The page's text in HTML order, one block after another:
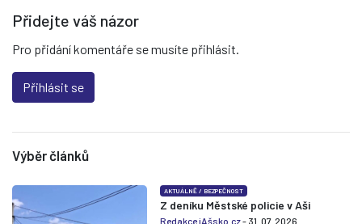
Přidejte váš názor
Pro přidání komentáře se musíte přihlásit.
Přihlásit se
Výběr článků
AKTUÁLNĚ / BEZPEČNOST
Z deníku Městské policie v Aši
Redakce iAšsko.cz- 31. 07. 2026